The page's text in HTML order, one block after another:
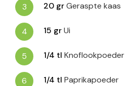
20 grGeraspte kaas
15 grUi
1/4 tl Knoflookpoeder
1/4 tl Paprikapoeder